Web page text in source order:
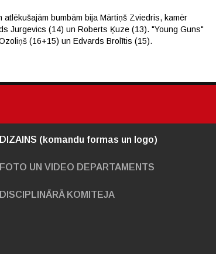
bumbām bija Mārtiņš Zviedris, kamēr
Jurgevics (14) un Roberts Ķuze (13). "Young Guns"
(16+15) un Edvards Brolītis (15).
DIZAINS (komandu formas un logo)
FOTO UN VIDEO DEPARTAMENTS
DISCIPLINĀRĀ KOMITEJA